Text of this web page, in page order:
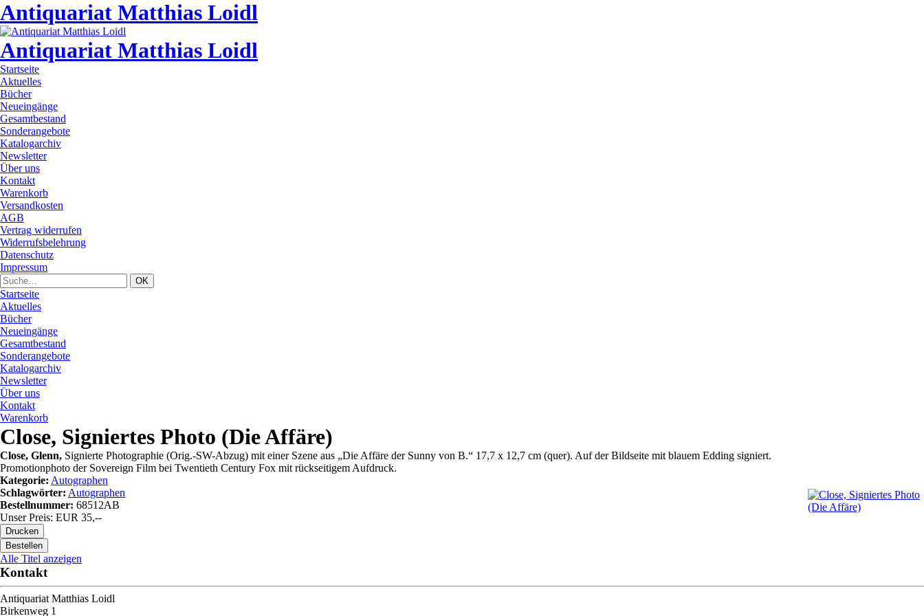
Antiquariat Matthias Loidl
Antiquariat Matthias Loidl
Startseite
Aktuelles
Bücher
Neueingänge
Gesamtbestand
Sonderangebote
Katalogarchiv
Newsletter
Über uns
Kontakt
Warenkorb
Versandkosten
AGB
Vertrag widerrufen
Widerrufsbelehrung
Datenschutz
Impressum
Startseite
Aktuelles
Bücher
Neueingänge
Gesamtbestand
Sonderangebote
Katalogarchiv
Newsletter
Über uns
Kontakt
Warenkorb
Close, Signiertes Photo (Die Affäre)
Close, Glenn, Signierte Photographie (Orig.-SW-Abzug) mit einer Szene aus „Die Affäre der Sunny von B.“ 17,7 x 12,7 cm (quer). Auf der Bildseite mit blauem Edding signiert.
Promotionphoto der Sovereign Film bei Twentieth Century Fox mit rückseitigem Aufdruck.
Kategorie: Autographen
Schlagwörter: Autographen
Bestellnummer: 68512AB
Unser Preis: EUR 35,--
Alle Titel anzeigen
Kontakt
Antiquariat Matthias Loidl
Birkenweg 1